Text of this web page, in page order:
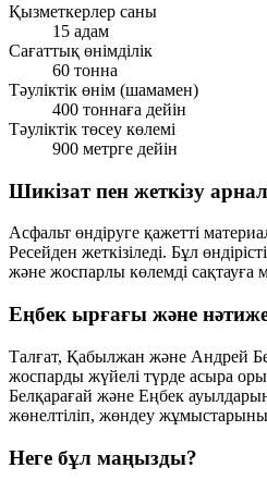
Қызметкерлер саны
15 адам
Сағаттық өнімділік
60 тонна
Тәуліктік өнім (шамамен)
400 тоннаға дейін
Тәуліктік төсеу көлемі
900 метрге дейін
Шикізат пен жеткізу
Асфальт өндіруге қажетті
Ресейден жеткізіледі. Бұл
және жоспарлы көлемді сақтауға
Еңбек ырғағы және
Талғат, Қабылжан және Андрей
жоспарды жүйелі түрде асыра
Белқарағай және Еңбек
жөнелтіліп, жөндеу
Неге бұл маңызды?